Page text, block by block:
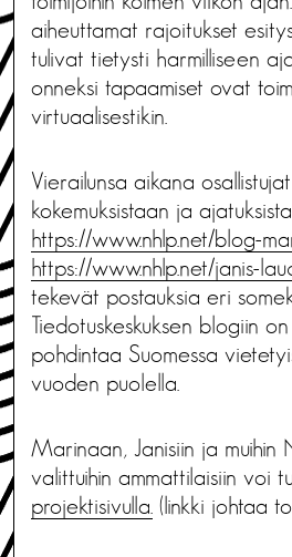
aiheuttamat rajoitukset
tulivat tietysti harmilliseen
onneksi tapaamiset ovat
virtuaalisestikin.
Vierailunsa aikana
kokemuksistaan ja
https://www.nhlp.net/blog-
https://www.nhlp.net/janis-
tekevät postauksia eri
Tiedotuskeskuksen blogiin
pohdintaa Suomessa
vuoden puolella.
Marinaan, Janisiin ja muihin
valittuihin ammattilaisiin voi
projektisivulla. (linkki johtaa